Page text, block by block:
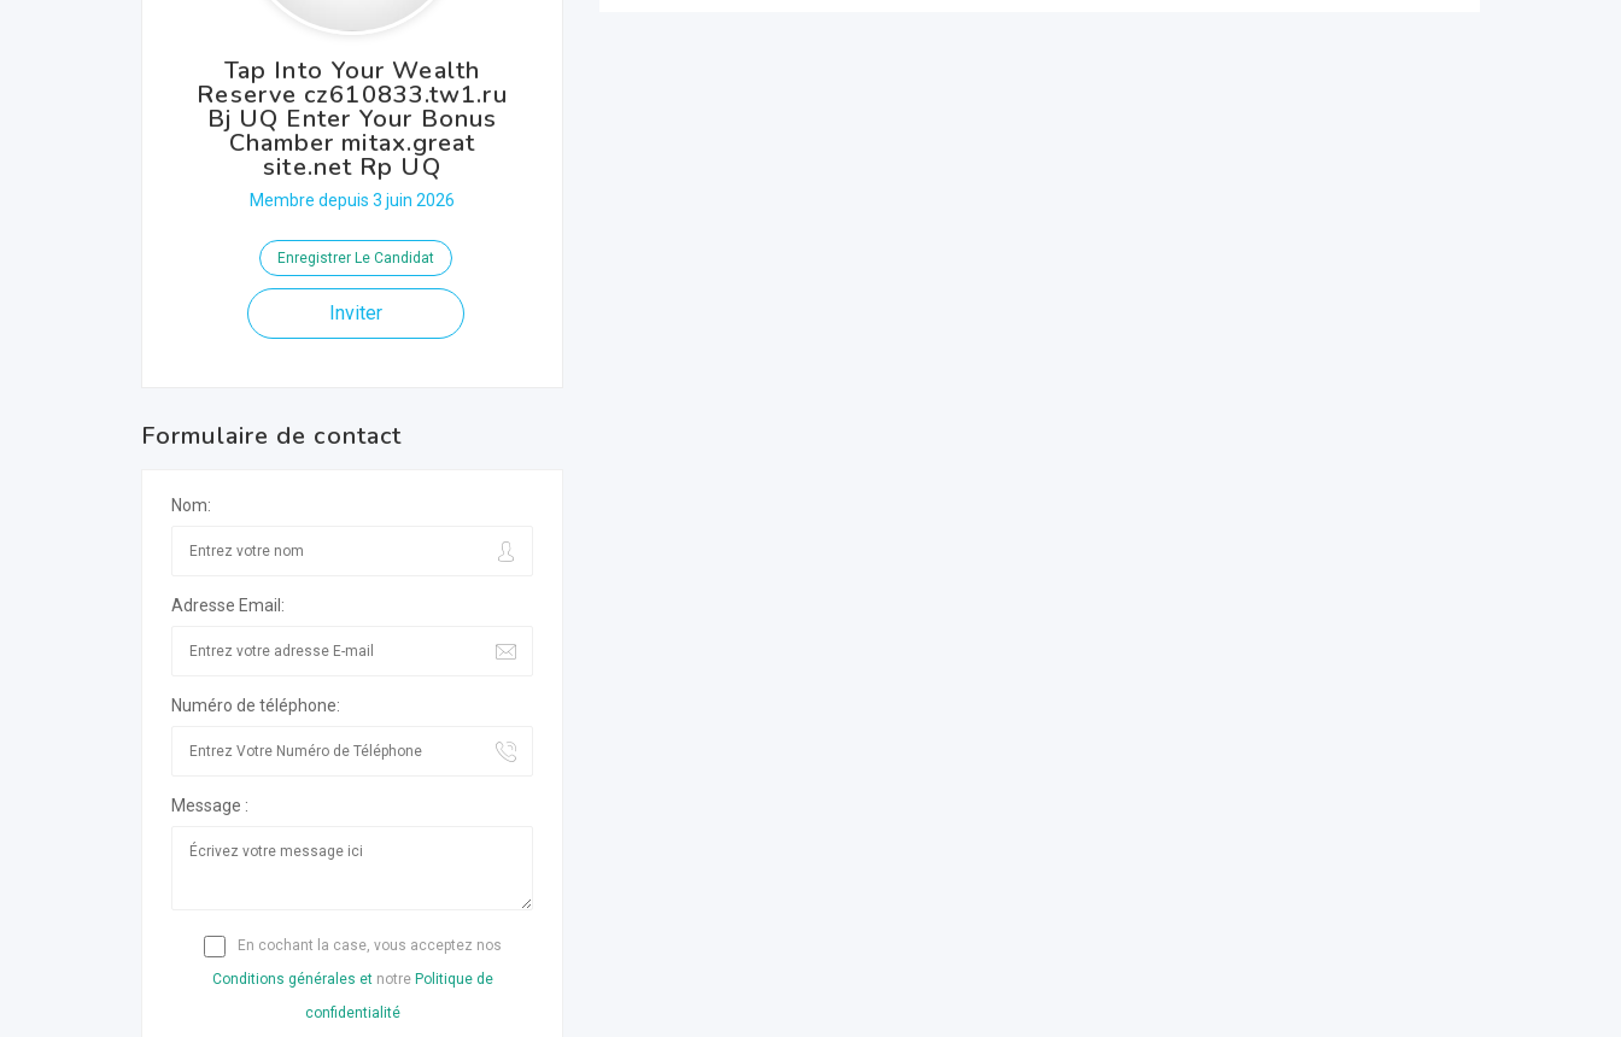
Tap Into Your Wealth
Reserve cz610833.tw1.ru
Bj UQ Enter Your Bonus
Chamber mitax.great
site.net Rp UQ
Membre depuis 3 juin 2026
Enregistrer Le Candidat
Inviter
Formulaire de contact
Nom:
Adresse Email:
Numéro de téléphone:
Message :
En cochant la case, vous acceptez nos
Conditions générales etnotre Politique de
confidentialité